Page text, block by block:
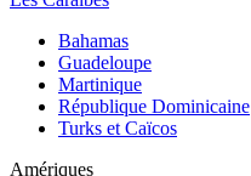
Bahamas
Guadeloupe
Martinique
République Dominicaine
Turks et Caïcos
Amériques